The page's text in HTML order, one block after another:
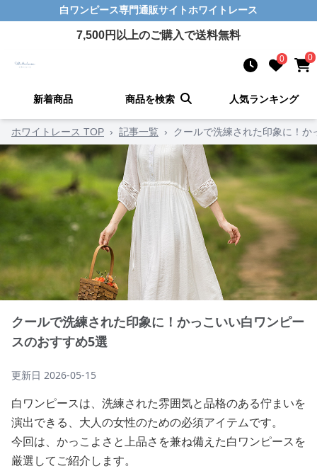
白ワンピース専門通販サイトホワイトレース
7,500円以上のご購入で送料無料
0 0
新着商品 商品を検索 人気ランキング
ホワイトレース TOP › 記事一覧 › クールで洗練された印象に！
クールで洗練された印象に！かっこいい白ワンピー
スのおすすめ5選
更新日 2026-05-15
白ワンピースは、洗練された雰囲気と品格のある佇まいを
演出できる、大人の女性のための必須アイテムです。
今回は、かっこよさと上品さを兼ね備えた白ワンピースを
厳選してご紹介します。